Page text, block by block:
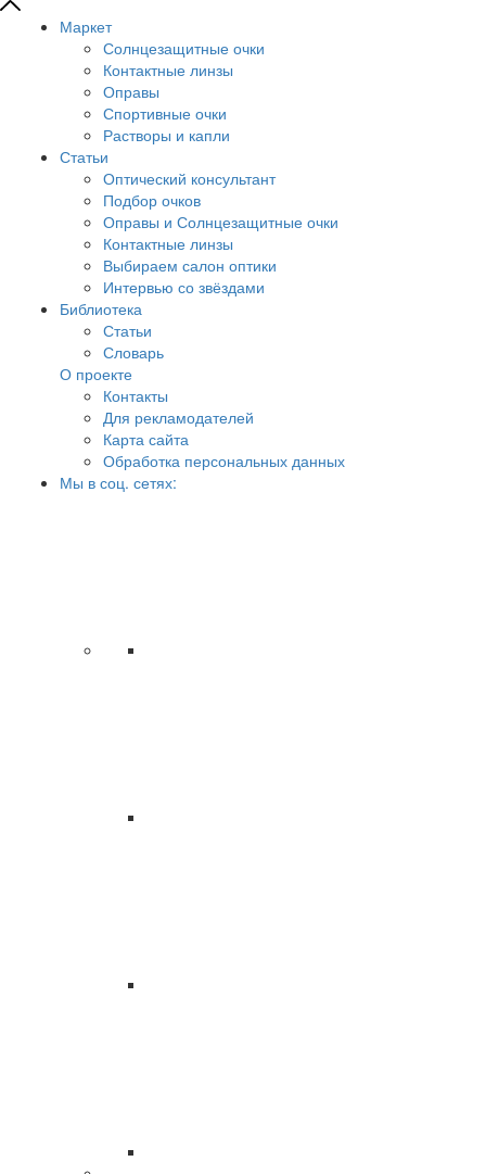
Маркет
Солнцезащитные очки
Контактные линзы
Оправы
Спортивные очки
Растворы и капли
Статьи
Оптический консультант
Подбор очков
Оправы и Солнцезащитные очки
Контактные линзы
Выбираем салон оптики
Интервью со звёздами
Библиотека
Статьи
Словарь
О проекте
Контакты
Для рекламодателей
Карта сайта
Обработка персональных данных
Мы в соц. сетях: